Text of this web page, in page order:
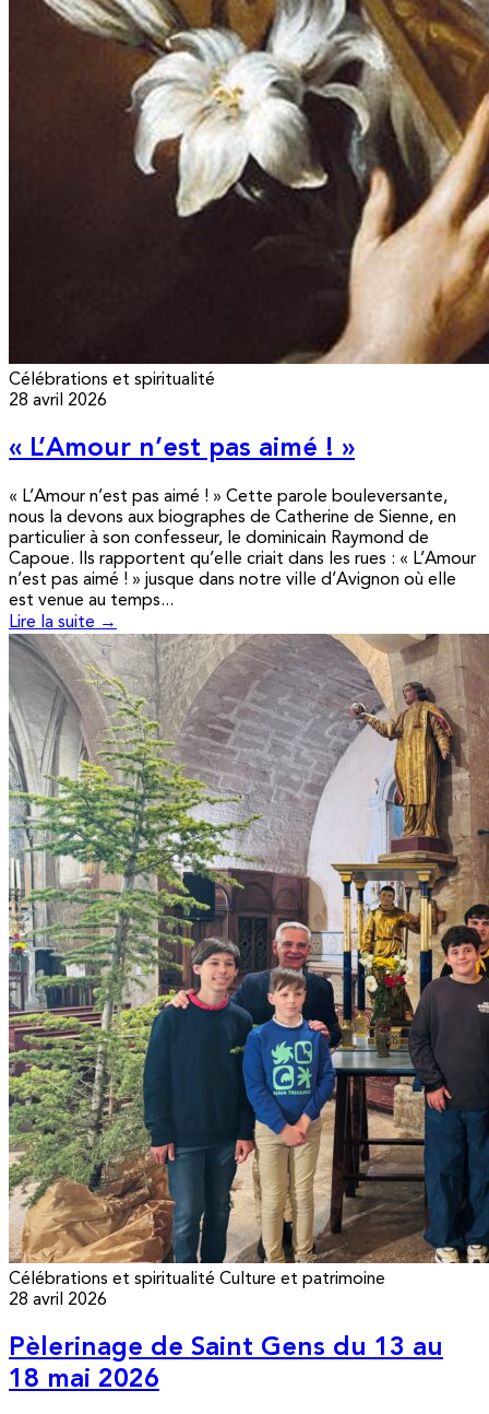
Célébrations et spiritualité
28 avril 2026
« L’Amour n’est pas aimé ! »
« L’Amour n’est pas aimé ! » Cette parole bouleversante,
nous la devons aux biographes de Catherine de Sienne, en
particulier à son confesseur, le dominicain Raymond de
Capoue. Ils rapportent qu’elle criait dans les rues : « L’Amour
n’est pas aimé ! » jusque dans notre ville d’Avignon où elle
est venue au temps...
Lire la suite →
Célébrations et spiritualité Culture et patrimoine
28 avril 2026
Pèlerinage de Saint Gens du 13 au
18 mai 2026